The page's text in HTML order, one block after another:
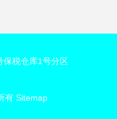
保税仓库1号分区
有 Sitemap